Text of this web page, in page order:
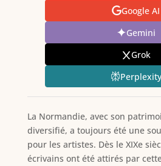
Google AI
Gemini
Grok
Perplexity
La Normandie, avec son
diversifié, a toujours été une
pour les artistes. Dès le XIXe
écrivains ont été attirés par